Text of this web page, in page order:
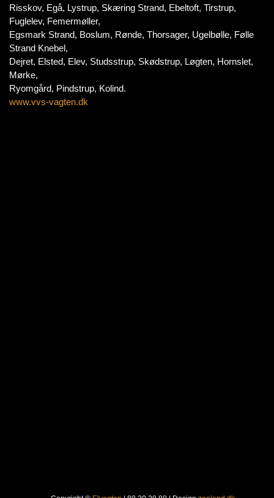
Risskov, Egå, Lystrup, Skæring Strand, Ebeltoft, Tirstrup,
Fuglelev, Femermøller,
Egsmark Strand, Boslum, Rønde, Thorsager, Ugelbølle, Følle
Strand Knebel,
Dejret, Elsted, Elev, Studsstrup, Skødstrup, Løgten, Hornslet,
Mørke,
Ryomgård, Pindstrup, Kolind.
www.vvs-vagten.dk